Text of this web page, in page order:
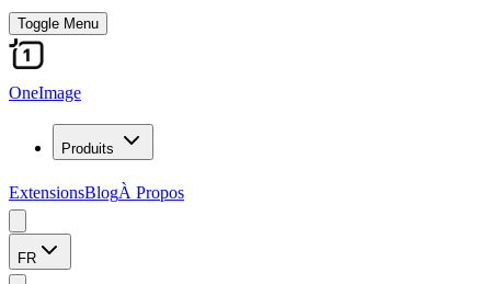
Toggle Menu
OneImage
Produits
ExtensionsBlogÀ Propos
FR